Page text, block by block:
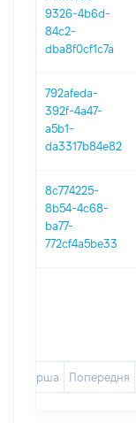
9326-4b6d-
84c2-
dba8f0cf1c7a
792afeda-
392f-4a47-
a5b1-
da3317b84e82
8c774225-
8b54-4c68-
ba77-
772cf4a5be33
Перша Попередня